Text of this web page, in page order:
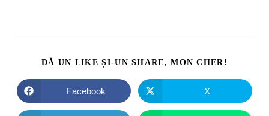
DĂ UN LIKE ȘI-UN SHARE, MON CHER!
Facebook X